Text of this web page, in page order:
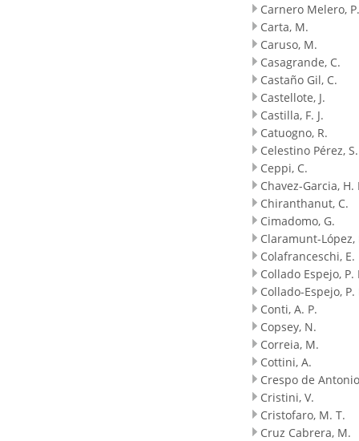
Carnero Melero, P.
Carta, M.
Caruso, M.
Casagrande, C.
Castaño Gil, C.
Castellote, J.
Castilla, F. J.
Catuogno, R.
Celestino Pérez, S.
Ceppi, C.
Chavez-Garcia, H.
Chiranthanut, C.
Cimadomo, G.
Claramunt-López,
Colafranceschi, E.
Collado Espejo, P.
Collado-Espejo, P.
Conti, A. P.
Copsey, N.
Correia, M.
Cottini, A.
Crespo de
Cristini, V.
Cristofaro, M. T.
Cruz Cabrera, M.